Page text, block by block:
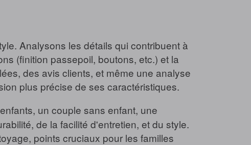
Analysons les détails qui contribuent à
(finition passepoil, boutons, etc.) et la
des avis clients, et même une analyse
plus précise de ses caractéristiques.
un couple sans enfant, une
de la facilité d'entretien, et du style.
points cruciaux pour les familles